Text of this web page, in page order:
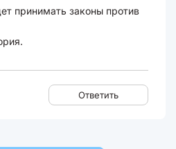
принимать законы против
Ответить